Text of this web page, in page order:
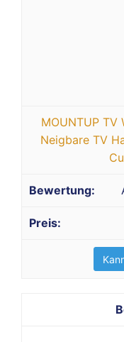
MOUNTUP TV
Neigbare TV